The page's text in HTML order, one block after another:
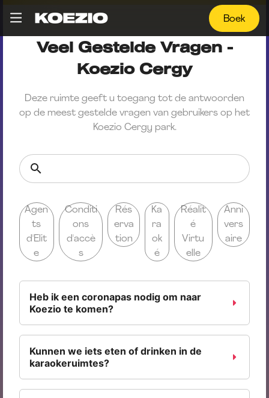
Boek
Veel Gestelde Vragen -
Koezio Cergy
Deze ruimte geeft u toegang tot de antwoorden
op de meest gestelde vragen van gebruikers op het
Koezio Cergy park.
Agen
ts
d'Elit
e
Conditi
ons
d'accè
s
Rés
erva
tion
Ka
ra
ok
é
Réalit
é
Virtu
elle
Anni
vers
aire
Heb ik een coronapas nodig om naar
Koezio te komen?
Kunnen we iets eten of drinken in de
karaokeruimtes?